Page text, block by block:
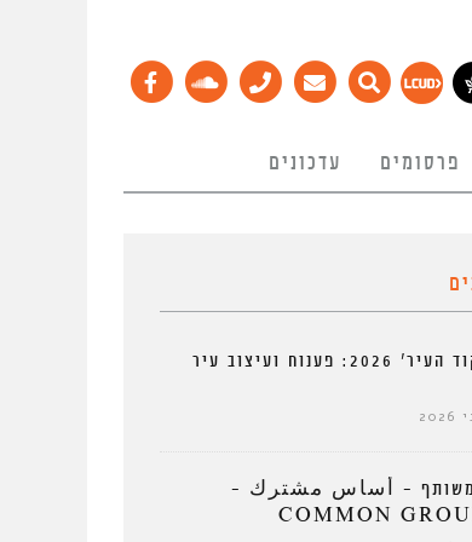
פרסומים עדכונים
כנס ‘קוד העיר’ 2026: פענוח ועיצוב עיר
משותף – أساس مشترك –
COMMON